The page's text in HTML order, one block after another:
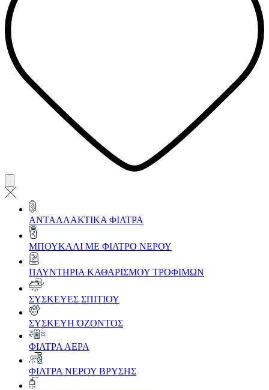
ΑΝΤΑΛΛΑΚΤΙΚΑ ΦΙΛΤΡΑ
ΜΠΟΥΚΑΛΙ ΜΕ ΦΙΛΤΡΟ ΝΕΡΟΥ
ΠΛΥΝΤΗΡΙΑ ΚΑΘΑΡΙΣΜΟΥ ΤΡΟΦΙΜΩΝ
ΣΥΣΚΕΥΕΣ ΣΠΙΤΙΟΥ
ΣΥΣΚΕΥΗ ΌΖΟΝΤΟΣ
ΦΙΛΤΡΑ ΑΕΡΑ
ΦΙΛΤΡΑ ΝΕΡΟΥ ΒΡΥΣΗΣ